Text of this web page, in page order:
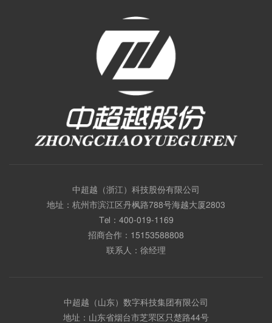
中超越（浙江）科技股份有限公司
地址：杭州市滨江区丹枫路788号海越大厦2803
Tel： 400-019-1169
招商合作： 15153588808
联系人：徐经理
中超越（山东）数字科技集团有限公司
地址：山东省烟台市芝罘区只楚路44号